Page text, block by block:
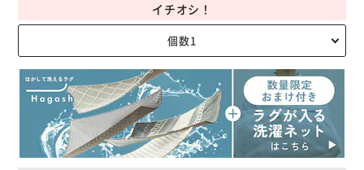
イチオシ！